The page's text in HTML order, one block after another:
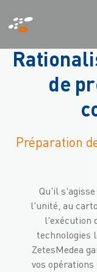
au
contenu
principal
Rationali
de pr
c
Préparation
Qu'il
l'unité, au
l'exécution
technologies
ZetesMedea
vos